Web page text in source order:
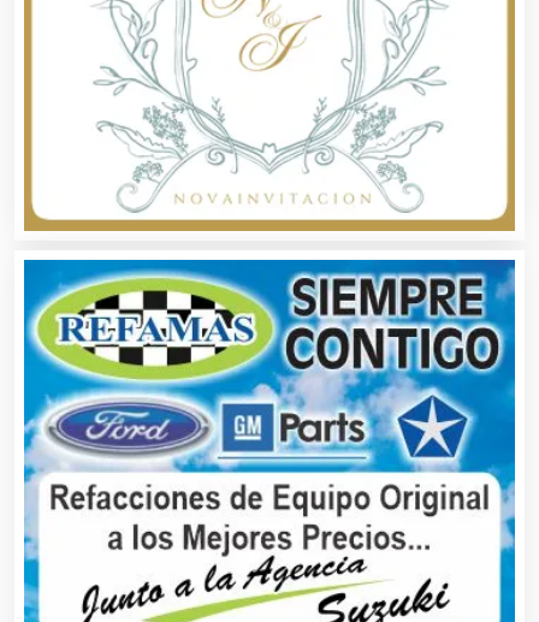
Alimentos
Almacenaje
Alquiler de Autos
Alquiler de Equipos para Fiestas
Alquiler de Sillas y Mesas
Alquiler de Trajes de Etiqueta
Alta Costura
Aluminio